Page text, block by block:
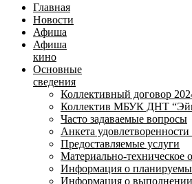
Главная
Новости
Афиша
Афиша
кино
Основные
сведения
Коллективный договор
Коллектив МБУК ДНТ
Часто задаваемые вопросы
Анкета
Предоставляемые услуги
Материально-техническое
Информация о
Информация о выполнении